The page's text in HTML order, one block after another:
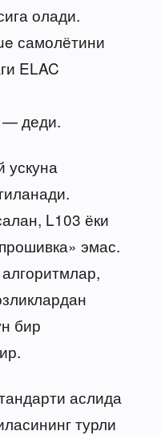
олади.
самолётини
ELAC
— деди.
ускуна
L103 ёки
эмас.
бир
аслида
турли